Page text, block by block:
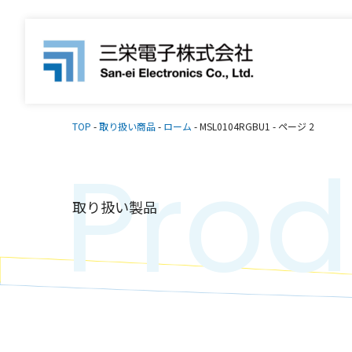
TOP -取り扱い商品- ローム -MSL0104RGBU1 - ページ 2
取り扱い製品